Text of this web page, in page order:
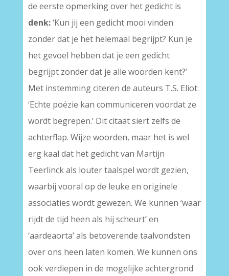
de eerste opmerking over het gedicht is
denk:‘Kun jij een gedicht mooi vinden
zonder dat je het helemaal begrijpt? Kun je
het gevoel hebben dat je een gedicht
begrijpt zonder dat je alle woorden kent?’
Met instemming citeren de auteurs T.S. Eliot:
‘Echte poëzie kan communiceren voordat ze
wordt begrepen.’ Dit citaat siert zelfs de
achterflap. Wijze woorden, maar het is wel
erg kaal dat het gedicht van Martijn
Teerlinck als louter taalspel wordt gezien,
waarbij vooral op de leuke en originele
associaties wordt gewezen. We kunnen ‘waar
rijdt de tijd heen als hij scheurt’ en
‘aardeaorta’ als betoverende taalvondsten
over ons heen laten komen. We kunnen ons
ook verdiepen in de mogelijke achtergrond